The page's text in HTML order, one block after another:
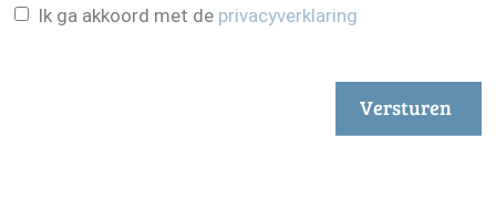
Ik ga akkoord met de privacyverklaring
Versturen